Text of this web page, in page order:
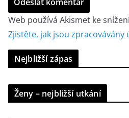
Web používá Akismet ke
Zjistěte, jak jsou zpracovávány
Nejbližší zápas
Ženy – nejbližší utkání